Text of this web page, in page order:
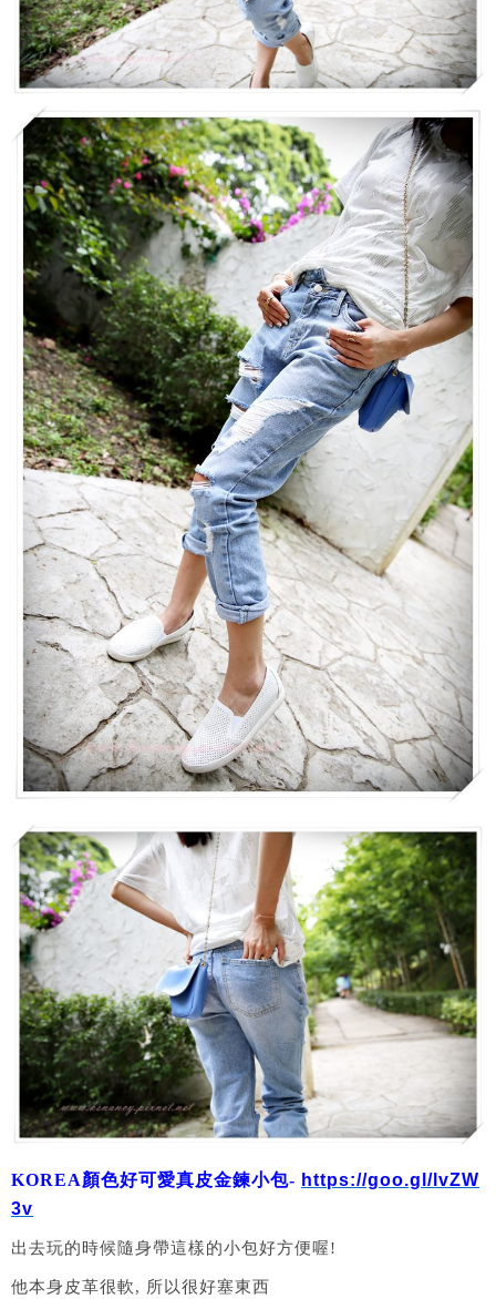
KOREA顏色好可愛真皮金鍊小包- https://goo.gl/lvZW
3v
出去玩的時候隨身帶這樣的小包好方便喔!
他本身皮革很軟, 所以很好塞東西